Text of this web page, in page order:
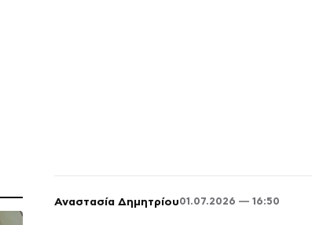
Αναστασία Δημητρίου01.07.2026 — 16:50